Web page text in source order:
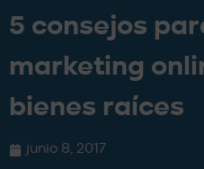
5 consejos
marketing
bienes raíces
junio 8, 2017